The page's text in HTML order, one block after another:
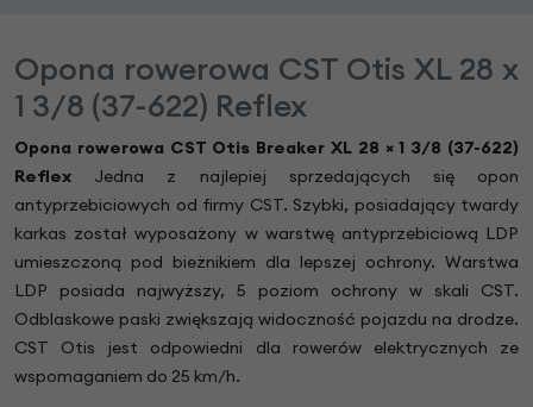
Opona rowerowa CST Otis XL 28 x
1 3/8 (37-622) Reflex
Opona rowerowa CST Otis Breaker XL 28 × 1 3/8 (37-622)
Reflex Jedna z najlepiej sprzedających się opon
antyprzebiciowych od firmy CST. Szybki, posiadający twardy
karkas został wyposażony w warstwę antyprzebiciową LDP
umieszczoną pod bieżnikiem dla lepszej ochrony. Warstwa
LDP posiada najwyższy, 5 poziom ochrony w skali CST.
Odblaskowe paski zwiększają widoczność pojazdu na drodze.
CST Otis jest odpowiedni dla rowerów elektrycznych ze
wspomaganiem do 25 km/h.